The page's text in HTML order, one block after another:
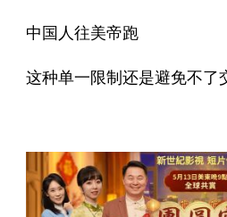
中国人往美帝跑
这种单一限制还是避免不了